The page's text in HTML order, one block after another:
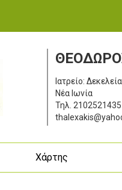
Ιατρείο:
Νέα Ιωνία
Τηλ. 2102521435
Χάρτης